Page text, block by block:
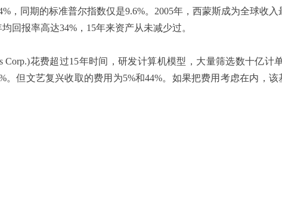
，同期的标准普尔指数仅是9.6%。2005年，西蒙斯成为全球收
回报率高达34%，15年来资产从未减少过。
花费超过15年时间，研发计算机模型，大量筛选数十亿
但文艺复兴收取的费用为5%和44%。如果把费用考虑在内，